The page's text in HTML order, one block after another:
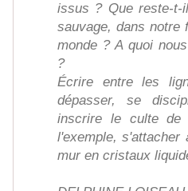
issus ? Que reste-t-
sauvage, dans notre
monde ? A quoi
?
Écrire entre les
dépasser, se
inscrire le culte de
l'exemple, s'attacher
mur en cristaux